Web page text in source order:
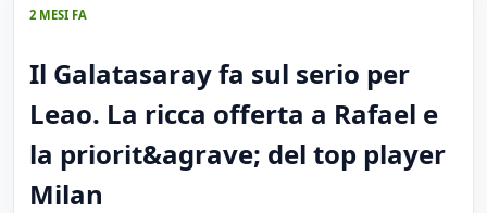
2 MESI FA
Il Galatasaray fa sul serio per
Leao. La ricca offerta a Rafael e
la priorit&agrave; del top player
Milan